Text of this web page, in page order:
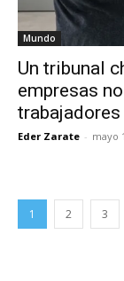
Mundo
Un tribunal
empresas
Eder Zarate - mayo
1 2 3